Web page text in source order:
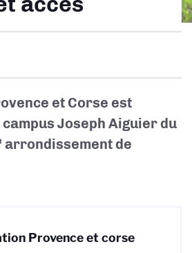
et Corse est
Joseph Aiguier du
arrondissement de
Provence et corse